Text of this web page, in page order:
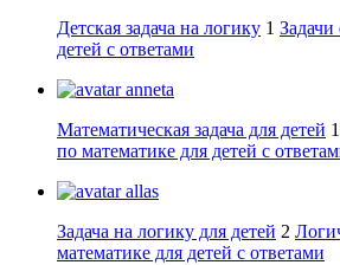
Детская задача на логику 1
детей с ответами
anneta
Математическая задача для детей 1
по математике для детей с
allas
Задача на логику для детей 2
математике для детей с ответами